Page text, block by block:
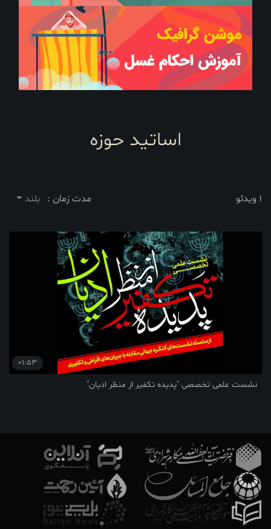
اساتید حوزه
1 ویدئو مدت زمان : بلند
01:53
نشست علمی تخصصی "پدیده تکفیر از منظر ادیان"